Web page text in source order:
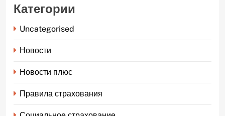
Категории
Uncategorised
Новости
Новости плюс
Правила страхования